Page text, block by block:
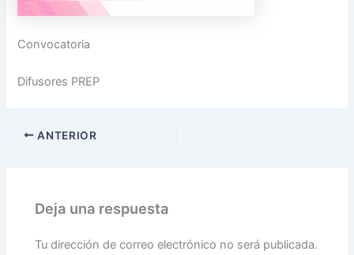
Convocatoria
Difusores PREP
ANTERIOR
Deja una respuesta
Tu dirección de correo electrónico no será publicada.